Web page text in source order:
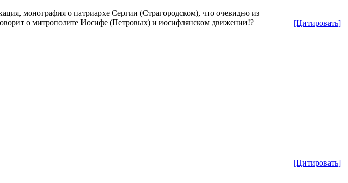
[Цитировать]
монография о патриархе Сергии (Страгородском), что очевидно из
о митрополите Иосифе (Петровых) и иосифлянском движении!?
[Цитировать]